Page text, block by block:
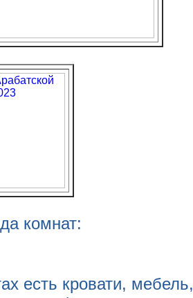
комнат:
есть кровати, мебель,